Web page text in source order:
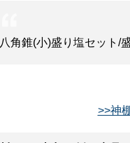
八角錐(小)盛り塩セット/
>>神